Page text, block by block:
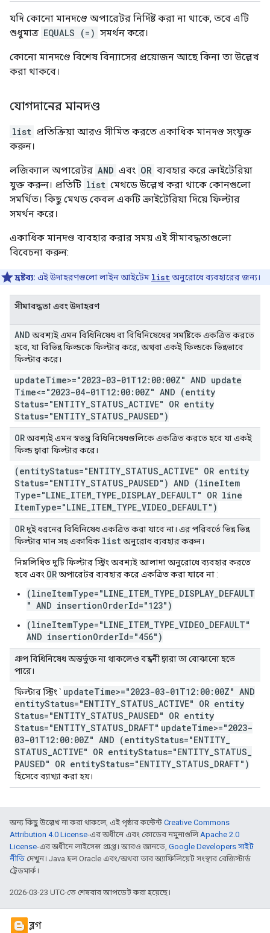
যদি কোনো মানদণ্ডে অপারেটর নির্দিষ্ট করা না থাকে, তবে এটি
শুধুমাত্র EQUALS (=) সমর্থন করে।
কোনো মানদণ্ডে বিশেষ বিন্যাসের প্রয়োজন আছে কিনা তা উল্লেখ
করা থাকবে।
যোগদানের মানদণ্ড
list প্রতিক্রিয়া আরও সীমিত করতে একাধিক মানদণ্ড সংযুক্ত
করুন।
লজিক্যাল অপারেটর AND এবং OR ব্যবহার করে ক্রাইটেরিয়া
যুক্ত করুন। প্রতিটি list মেথডে উল্লেখ করা থাকে কোনগুলো
সমর্থিত। কিছু মেথড কেবল একটি ক্রাইটেরিয়া দিয়ে ফিল্টার
সমর্থন করে।
একাধিক মানদণ্ড ব্যবহার করার সময় এই সীমাবদ্ধতাগুলো
বিবেচনা করুন:
দ্রষ্টব্য: এই উদাহরণগুলো লাইন আইটেম list অনুরোধে ব্যবহারের জন্য।
সীমাবদ্ধতা এবং উদাহরণ
AND অবশ্যই এমন বিধিনিষেধ বা বিধিনিষেধের সমষ্টিকে একত্রিত করতে
হবে, যা বিভিন্ন ফিল্ডকে ফিল্টার করে, অথবা একই ফিল্ডকে ভিন্নভাবে
ফিল্টার করে।
updateTime>="2023-03-01T12:00:00Z" AND update
Time<="2023-04-01T12:00:00Z" AND (entity
Status="ENTITY STATUS ACTIVE" OR entity
Status="ENTITY STATUS PAUSED")
ORঅবশ্যই এমন স্বতন্ত্র বিধিনিষেধগুলিকে একত্রিত করতে হবে যা একই
ফিল্ড দ্বারা ফিল্টার করে।
(entityStatus="ENTITY STATUS ACTIVE" OR entity
Status="ENTITY STATUS PAUSED") AND (lineItem
Type="LINE ITEM TYPE DISPLAY DEFAULT" OR line
ItemType="LINE ITEM TYPE VIDEO DEFAULT")
ORদুই ধরনের বিধিনিষেধ একত্রিত করা যাবে না। এর পরিবর্তে ভিন্ন ভিন্ন
ফিল্টার মান সহ একাধিক listঅনুরোধ ব্যবহার করুন।
নিম্নলিখিত দুটি ফিল্টার স্ট্রিং অবশ্যই আলাদা অনুরোধে ব্যবহার করতে
হবে এবং ORঅপারেটর ব্যবহার করে একত্রিত করাযাবে না:
(lineItemType="LINE_ITEM_TYPE_DISPLAY_DEFAULT
" AND insertionOrderId="123")
(lineItemType="LINE_ITEM_TYPE_VIDEO_DEFAULT"
AND insertionOrderId="456")
গ্রুপ বিধিনিষেধ অন্তর্ভুক্ত না থাকলেও বন্ধনী দ্বারা তা বোঝানো হতে
পারে।
ফিল্টার স্ট্রিং ` updateTime>="2023-03-01T12:00:00Z" AND
entityStatus="ENTITY STATUS ACTIVE" OR entity
Status="ENTITY STATUS PAUSED" OR entity
Status="ENTITY STATUS DRAFT" updateTime>="2023-
03-01T12:00:00Z" AND (entityStatus="ENTITY
STATUS ACTIVE" OR entityStatus="ENTITY STATUS
PAUSED" OR entityStatus="ENTITY STATUS DRAFT")
হিসেবে ব্যাখ্যা করা হয়।
অন্য কিছু উল্লেখ না করা থাকলে, এই পৃষ্ঠার কন্টেন্ট Creative Commons
Attribution 4.0 License-এর অধীনে এবং কোডের নমুনাগুলিApache 2.0
License-এর অধীনে লাইসেন্স প্রাপ্ত। আরও জানতে, Google Developers সাইট
নীতি দেখুন। Java হল Oracle এবং/অথবা তার অ্যাফিলিয়েট সংস্থার রেজিস্টার্ড
ট্রেডমার্ক।
2026-03-23 UTC-তে শেষবার আপডেট করা হয়েছে।
ব্লগ